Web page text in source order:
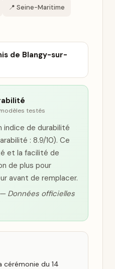
📍 Seine-Maritime
de Blangy-sur-
modèles testés
indice de durabilité
: 8.9/10). Ce
et la facilité de
de plus pour
avant de remplacer.
Données officielles
cérémonie du 14